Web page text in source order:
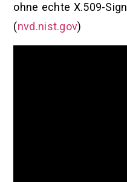
ohne echte X.509-
(nvd.nist.gov)